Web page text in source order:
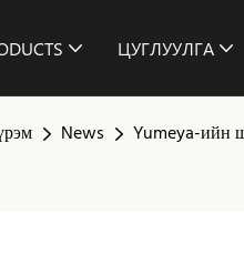
ЦУГЛУУЛГА
News Yumeya-ийн